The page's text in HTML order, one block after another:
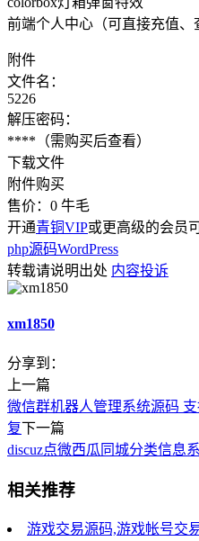
前端个人中心（可直接充值、
附件
文件名：
5226
解压密码：
**** （需购买后查看）
下载文件
附件购买
售价： 0 牛毛
开通青铜VIP或更高级的会员
php源码WordPress
转载请说明出处 内容投诉
xm1850
分享到：
上一篇
微信群机器人管理系统源码
复下一篇
discuz点微西瓜同城分类信息
相关推荐
游戏交易源码,游戏帐号交